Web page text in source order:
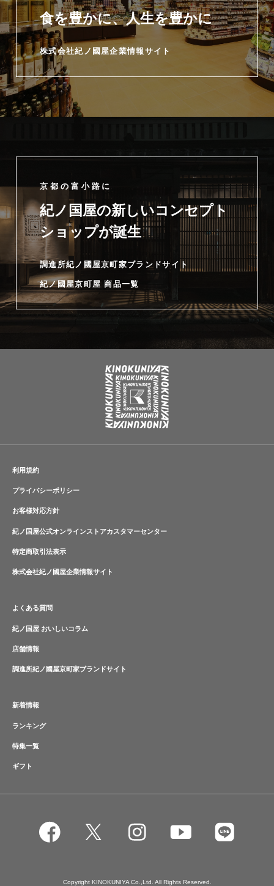
食を豊かに、人生を豊かに
株式会社紀ノ國屋企業情報サイト
京都の富小路に
紀ノ国屋の新しいコンセプト
ショップが誕生
調進所紀ノ國屋京町家ブランドサイト
紀ノ國屋京町屋 商品一覧
利用規約
プライバシーポリシー
お客様対応方針
紀ノ国屋公式オンラインストアカスタマーセンター
特定商取引法表示
株式会社紀ノ國屋企業情報サイト
よくある質問
紀ノ国屋 おいしいコラム
店舗情報
調進所紀ノ國屋京町家ブランドサイト
新着情報
ランキング
特集一覧
ギフト
Copyright KINOKUNIYA Co.,Ltd. All Rights Reserved.